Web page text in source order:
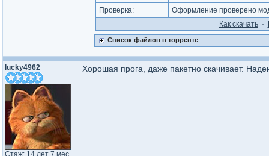
Проверка:
Оформление проверено
Как cкачать·
Список файлов в торренте
lucky4962
Стаж: 14 лет 7 мес.
Хорошая прога, даже пакетно скачивает.